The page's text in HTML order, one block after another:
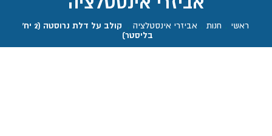
ראשי חנות אביזרי אינסטלציה
קולב על דלת נרוסטה (2 יח'
בליסטר)